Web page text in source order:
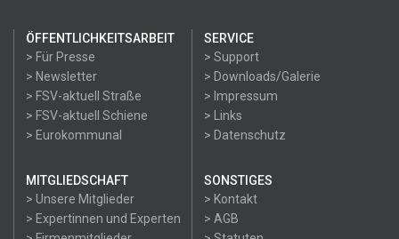
ÖFFENTLICHKEITSARBEIT
> Für Presse
> Newsletter
> FSV-aktuell Straße
> FSV-aktuell Schiene
> Eurokommunal
SERVICE
> Support
> Downloads/Galerie
> Impressum
> Links
> Datenschutz
MITGLIEDSCHAFT
> Unsere Mitglieder
> Expertinnen und Experten
SONSTIGES
> Kontakt
> AGB